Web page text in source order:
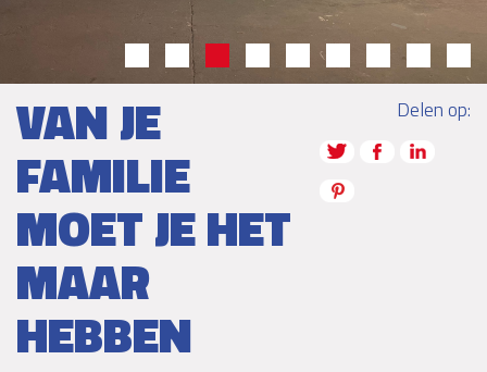
VAN JE
FAMILIE
MOET JE HET
MAAR
HEBBEN
Delen op: